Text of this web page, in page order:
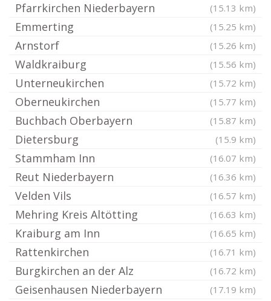
Pfarrkirchen Niederbayern (15.13 km)
Emmerting (15.25 km)
Arnstorf (15.26 km)
Waldkraiburg (15.56 km)
Unterneukirchen (15.72 km)
Oberneukirchen (15.77 km)
Buchbach Oberbayern (15.87 km)
Dietersburg (15.9 km)
Stammham Inn (16.07 km)
Reut Niederbayern (16.36 km)
Velden Vils (16.57 km)
Mehring Kreis Altötting (16.63 km)
Kraiburg am Inn (16.65 km)
Rattenkirchen (16.71 km)
Burgkirchen an der Alz (16.72 km)
Geisenhausen Niederbayern (17.19 km)